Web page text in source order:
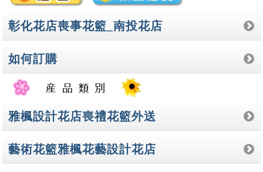
彰化花店喪事花籃_南投花店
如何訂購
雅楓設計花店喪禮花籃外送
藝術花籃雅楓花藝設計花店